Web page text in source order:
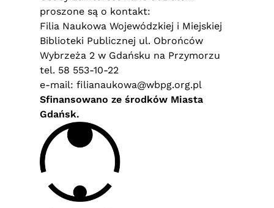
proszone są o kontakt:
Filia Naukowa Wojewódzkiej i Miejskiej
Biblioteki Publicznej ul. Obrońców
Wybrzeża 2 w Gdańsku na Przymorzu
tel. 58 553-10-22
e-mail: filianaukowa@wbpg.org.pl
Sfinansowano ze środków Miasta
Gdańsk.